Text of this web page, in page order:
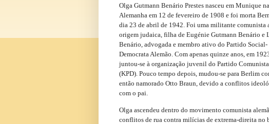
Olga Gutmann Benário Prestes nasceu em Munique na
Alemanha em 12 de fevereiro de 1908 e foi morta
dia 23 de abril de 1942. Foi uma militante comunista
origem judaica, filha de Eugénie Gutmann Benário e
Benário, advogada e membro ativo do Partido Social-
Democrata Alemão. Com apenas quinze anos, em
juntou-se à organização juvenil do Partido
(KPD). Pouco tempo depois, mudou-se para Berlim
então namorado Otto Braun, devido a conflitos
com o pai.
Olga ascendeu dentro do movimento comunista
conflitos de rua contra milícias de extrema-direita no